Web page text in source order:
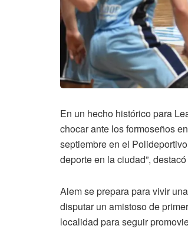
En un hecho histórico para
chocar ante los formoseños
septiembre en el
deporte en la ciudad”,
Alem se prepara para vivir
disputar un amistoso de
localidad para seguir